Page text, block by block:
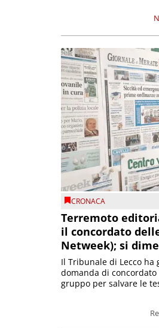
CRONACA
Terremoto
il concordato
Netweek); si
Il Tribunale di Lecco
domanda di
gruppo per salvare le